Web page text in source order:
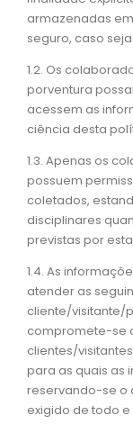
armazenadas
seguro, caso
1.2. Os
porventura
acessem as
ciência desta
1.3. Apenas os
possuem
coletados,
disciplinares
previstas por
1.4. As
atender as
cliente/visitante/
compromete-se
clientes/
para as quais as
reservando-se o
exigido de todo